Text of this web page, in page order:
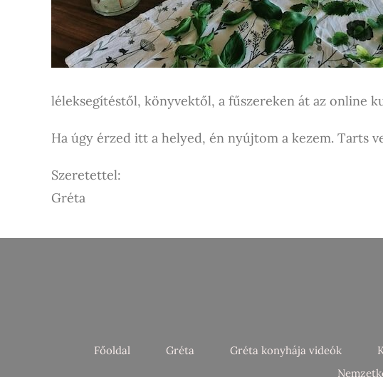
léleksegítéstől, könyvektől, a fűszereken át az online
Ha úgy érzed itt a helyed, én nyújtom a kezem. Tarts
Szeretettel:
Gréta
Főoldal Gréta Gréta konyhája videók